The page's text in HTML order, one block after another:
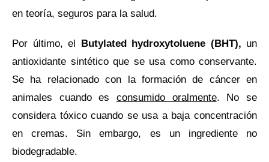
en teoría, seguros para la salud.
Por último, el Butylated hydroxytoluene (BHT), un
antioxidante sintético que se usa como conservante.
Se ha relacionado con la formación de cáncer en
animales cuando es consumido oralmente. No se
considera tóxico cuando se usa a baja concentración
en cremas. Sin embargo, es un ingrediente no
biodegradable.